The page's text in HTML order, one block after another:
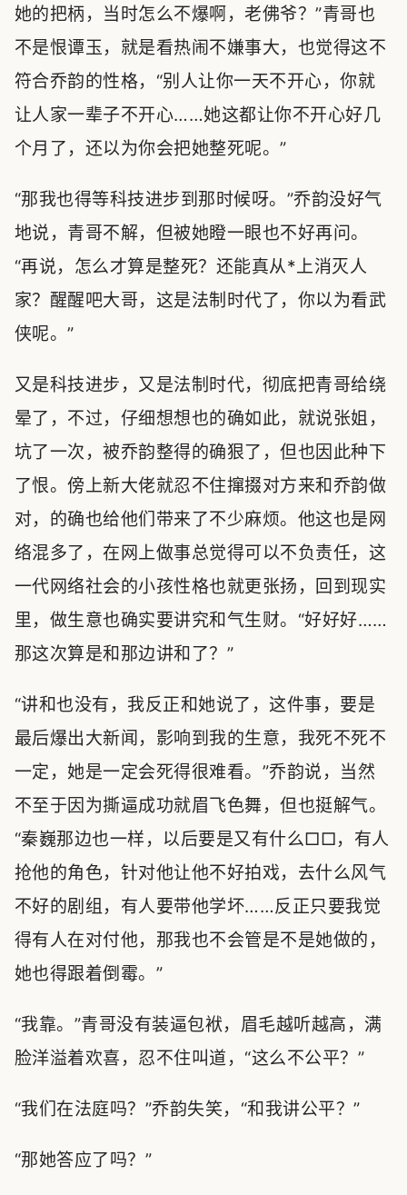
她的把柄，当时怎么不爆啊，老佛爷？”青哥也
不是恨谭玉，就是看热闹不嫌事大，也觉得这不
符合乔韵的性格，“别人让你一天不开心，你就
让人家一辈子不开心……她这都让你不开心好几
个月了，还以为你会把她整死呢。”
“那我也得等科技进步到那时候呀。”乔韵没好气
地说，青哥不解，但被她瞪一眼也不好再问。
“再说，怎么才算是整死？还能真从*上消灭人
家？醒醒吧大哥，这是法制时代了，你以为看武
侠呢。”
又是科技进步，又是法制时代，彻底把青哥给绕
晕了，不过，仔细想想也的确如此，就说张姐，
坑了一次，被乔韵整得的确狠了，但也因此种下
了恨。傍上新大佬就忍不住撺掇对方来和乔韵做
对，的确也给他们带来了不少麻烦。他这也是网
络混多了，在网上做事总觉得可以不负责任，这
一代网络社会的小孩性格也就更张扬，回到现实
里，做生意也确实要讲究和气生财。“好好好……
那这次算是和那边讲和了？”
“讲和也没有，我反正和她说了，这件事，要是
最后爆出大新闻，影响到我的生意，我死不死不
一定，她是一定会死得很难看。”乔韵说，当然
不至于因为撕逼成功就眉飞色舞，但也挺解气。
“秦巍那边也一样，以后要是又有什么□□，有人
抢他的角色，针对他让他不好拍戏，去什么风气
不好的剧组，有人要带他学坏……反正只要我觉
得有人在对付他，那我也不会管是不是她做的，
她也得跟着倒霉。”
“我靠。”青哥没有装逼包袱，眉毛越听越高，满
脸洋溢着欢喜，忍不住叫道，“这么不公平？”
“我们在法庭吗？”乔韵失笑，“和我讲公平？”
“那她答应了吗？”